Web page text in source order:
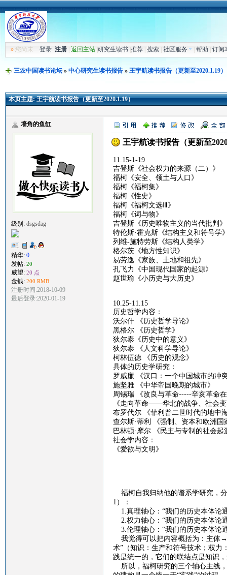
»您尚未 登录 注册| 返回主站| 研究生读书| 推荐| 搜索| 社区服务 帮助 订阅
三农中国读书论坛» 中心研究生读书报告» 王宇航读书报告（更新至2020.1.19）
本页主题:王宇航读书报告（更新至2020.1.19）
墙角的鱼缸
级别: dsgsdag
精华: 0
发帖: 20
威望: 20 点
金钱: 200 RMB
注册时间:2018-10-09
最后登录:2020-01-19
王宇航读书报告（更新至
11.15-1-19
吉登斯《社会权力的来源（二）》
福柯《安全、领土与人口》
福柯《福柯集》
福柯《性史》
福柯《福柯文选Ⅲ》
福柯《词与物》
吉登斯《历史唯物主义的当代批判》
特伦斯·霍克斯《结构主义和符号学
列维-施特劳斯《结构人类学》
格尔茨《地方性知识》
易劳逸《家族、土地和祖先》
孔飞力《中国现代国家的起源》
赵世瑜《小历史与大历史》
10.25-11.15
历史哲学内容：
沃尔什
《 历史哲学导论》
黑格尔
《 历史哲学》
狄尔泰《历史中的意义》
狄尔泰
《 人文科学导论》
柯林伍德
《 历史的观念》
具体的历史学研究：
罗威廉
《汉口：一个中国城市的冲
施坚雅
《中华帝国晚期的城市》
周锡瑞
《改良与革命-----辛亥革命
《走向革命——华北的战争、社会
布罗代尔
《菲利普二世时代的地中
查尔斯·蒂利 《强制、资本和欧洲国
巴林顿· 摩尔 《 民主与专制的社会起
社会学内容：
《爱欲与文明》
福柯自我归纳他的谱系学研究，
1 ）：
1. 真理轴心：“我们的历史本体论
2. 权力轴心：“我们的历史本体论
3. 伦理轴心：“我们的历史本体论
我觉得可以把内容概括为：主体→
术”（知识：生产和符号技术；权
践是统一的，它们的联结点是知识
所以，福柯研究的三个轴心主线